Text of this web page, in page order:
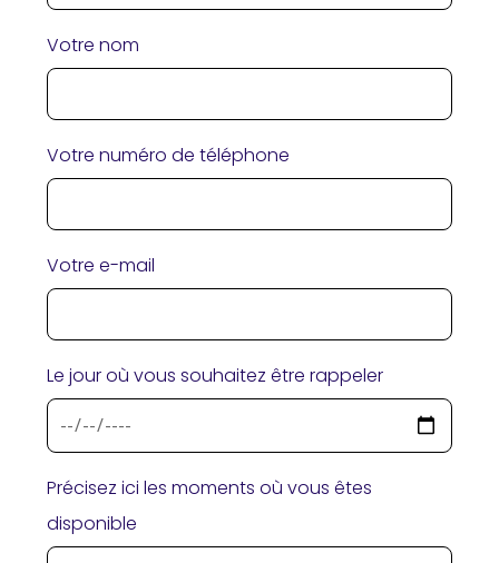
Votre nom
Votre numéro de téléphone
Votre e-mail
Le jour où vous souhaitez être rappeler
Précisez ici les moments où vous êtes
disponible